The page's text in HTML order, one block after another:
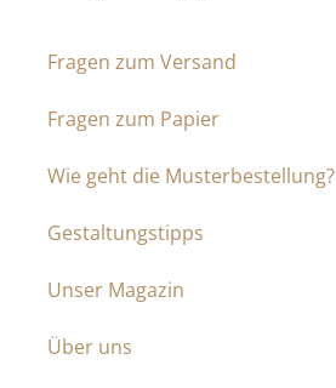
Fragen zum Versand
Fragen zum Papier
Wie geht die Musterbestellung?
Gestaltungstipps
Unser Magazin
Über uns